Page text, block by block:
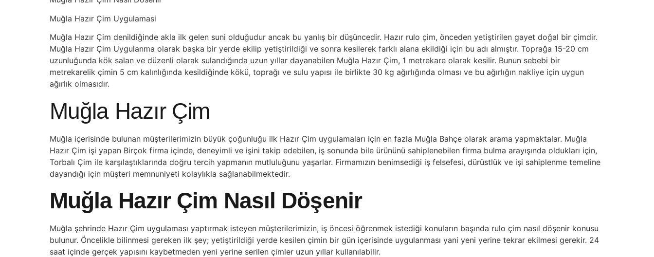
Muğla Hazır Çim Uygulamasi
Muğla Hazır Çim denildiğinde akla ilk gelen suni olduğudur ancak bu yanlış bir düşüncedir. Hazır rulo çim, önceden yetiştirilen gayet doğal bir çimdir.
Muğla Hazır Çim Uygulanma olarak başka bir yerde ekilip yetiştirildiği ve sonra kesilerek farklı alana ekildiği için bu adı almıştır. Toprağa 15-20 cm
uzunluğunda kök salan ve düzenli olarak sulandığında uzun yıllar dayanabilen Muğla Hazır Çim, 1 metrekare olarak kesilir. Bunun sebebi bir
metrekarelik çimin 5 cm kalınlığında kesildiğinde kökü, toprağı ve sulu yapısı ile birlikte 30 kg ağırlığında olması ve bu ağırlığın nakliye için uygun
ağırlık olmasıdır.
Muğla Hazır Çim
Muğla içerisinde bulunan müşterilerimizin büyük çoğunluğu ilk Hazır Çim uygulamaları için en fazla Muğla Bahçe olarak arama yapmaktalar. Muğla
Hazır Çim işi yapan Birçok firma içinde, deneyimli ve işini takip edebilen, iş sonunda bile ürününü sahiplenebilen firma bulma arayışında oldukları için,
Torbalı Çim ile karşılaştıklarında doğru tercih yapmanın mutluluğunu yaşarlar. Firmamızın benimsediği iş felsefesi, dürüstlük ve işi sahiplenme temeline
dayandığı için müşteri memnuniyeti kolaylıkla sağlanabilmektedir.
Muğla Hazır Çim Nasıl Döşenir
Muğla şehrinde Hazır Çim uygulaması yaptırmak isteyen müşterilerimizin, iş öncesi öğrenmek istediği konuların başında rulo çim nasıl döşenir konusu
bulunur. Öncelikle bilinmesi gereken ilk şey; yetiştirildiği yerde kesilen çimin bir gün içerisinde uygulanması yani yeni yerine tekrar ekilmesi gerekir. 24
saat içinde gerçek yapısını kaybetmeden yeni yerine serilen çimler uzun yıllar kullanılabilir.